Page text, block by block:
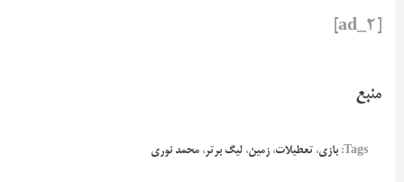
منبع
Tags: بازی، تعطیلات، زمین، لیگ برتر ، محمد نوری